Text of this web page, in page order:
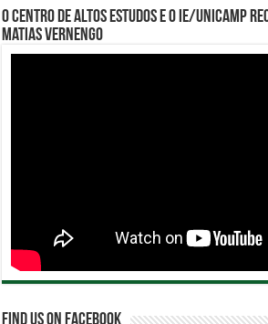
O Centro de Altos Estudos e o IE/Unicamp
Matias Vernengo
Find us on Facebook